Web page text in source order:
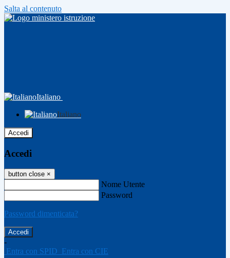
Salta al contenuto
Italiano
Italiano
Accedi
Accedi
button close ×
Nome Utente
Password
Password dimenticata?
-
Entra con SPID Entra con CIE